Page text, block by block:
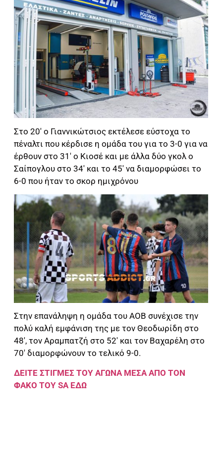
Στο 20′ ο Γιαννικώτσιος εκτέλεσε εύστοχα το
πέναλτι που κέρδισε η ομάδα του για το 3-0 για να
έρθουν στο 31′ ο Κιοσέ και με άλλα δύο γκολ ο
Σαίπογλου στο 34′ και το 45′ να διαμορφώσει το
6-0 που ήταν το σκορ ημιχρόνου
Στην επανάληψη η ομάδα του ΑΟΒ συνέχισε την
πολύ καλή εμφάνιση της με τον Θεοδωρίδη στο
48′, τον Αραμπατζή στο 52′ και τον Βαχαρέλη στο
70′ διαμορφώνουν το τελικό 9-0.
ΔΕΙΤΕ ΣΤΙΓΜΕΣ ΤΟΥ ΑΓΩΝΑ ΜΕΣΑ ΑΠΟ ΤΟΝ
ΦΑΚΟ ΤΟΥ SA ΕΔΩ